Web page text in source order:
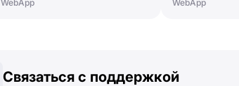
WebApp WebApp
Связаться с поддержкой